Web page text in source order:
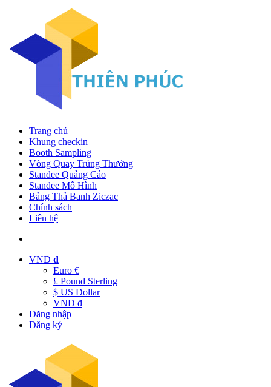
Trang chủ
Khung checkin
Booth Sampling
Vòng Quay Trúng Thưởng
Standee Quảng Cáo
Standee Mô Hình
Bảng Thả Banh Ziczac
Chính sách
Liên hệ
VND đ
Euro €
£ Pound Sterling
$ US Dollar
VND đ
Đăng nhập
Đăng ký